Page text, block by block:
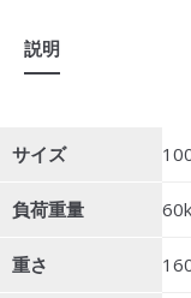
説明
サイズ
負荷重量
重さ